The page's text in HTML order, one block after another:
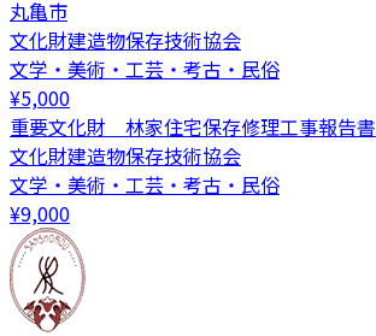
丸亀市
文化財建造物保存技術協会
文学・美術・工芸・考古・民俗
¥5,000
重要文化財 林家住宅保存修理工事報告書
文化財建造物保存技術協会
文学・美術・工芸・考古・民俗
¥9,000